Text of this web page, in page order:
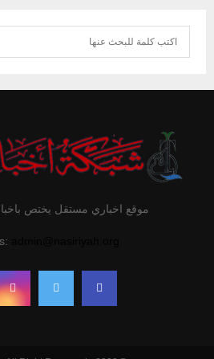
e
موقع اخباري مستقل يختص